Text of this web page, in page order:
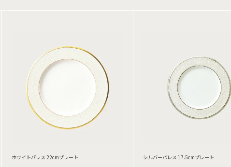
ホワイトパレス 22cmプレート シルバーパレス 17.5cmプレート